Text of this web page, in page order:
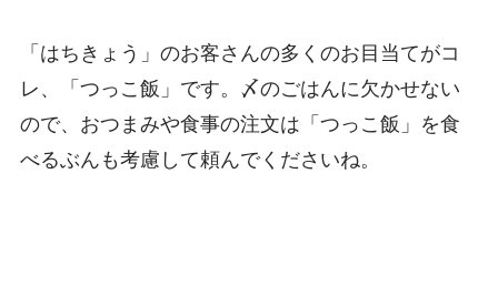
「はちきょう」のお客さんの多くのお目当てがコ
レ、「つっこ飯」です。〆のごはんに欠かせない
ので、おつまみや食事の注文は「つっこ飯」を食
べるぶんも考慮して頼んでくださいね。